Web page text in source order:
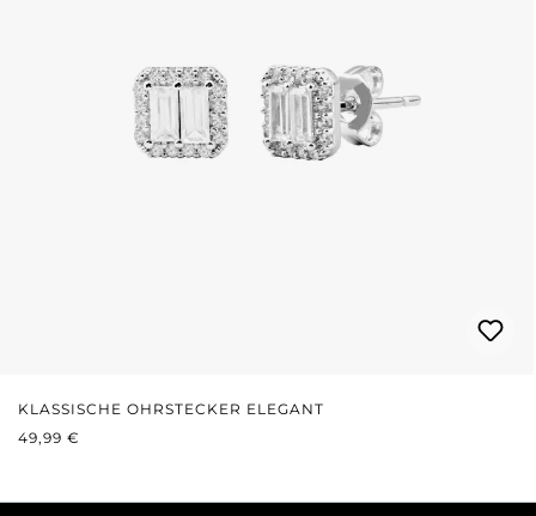
KLASSISCHE OHRSTECKER ELEGANT
REGULÄRER PREIS:
49,99 €